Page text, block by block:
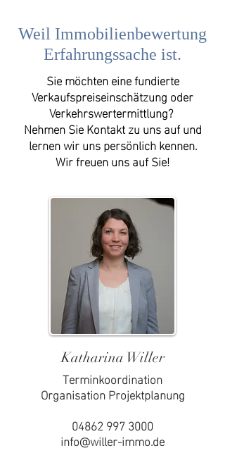
Weitere Zusatzleistungen-bitte
Siehe Punkt 4. "Zusatzleistungen"
beispielsweise bei Enteignungen
oder Entschädigungen.
eines Verkehrswertgutachtens
gefordert werden.
Es ist wichtig zu beachten, dass die
gesetzlichen Anforderungen je nach
Bundesland variieren können. Daher
sollte im konkreten Fall immer eine
individuelle rechtliche Beratung
sicherzustellen, dass die jeweils
geltenden Vorschriften und
Anforderungen erfüllt werden.
Weil Immobilienbewertung
Erfahrungssache ist.
Sie möchten eine fundierte
Verkaufspreiseinschätzung oder
Verkehrswertermittlung?
Nehmen Sie Kontakt zu uns auf und
lernen wir uns persönlich kennen.
Wir freuen uns auf Sie!
Katharina Willer
Terminkoordination
Organisation Projektplanung
04862 997 3000
info@willer-immo.de